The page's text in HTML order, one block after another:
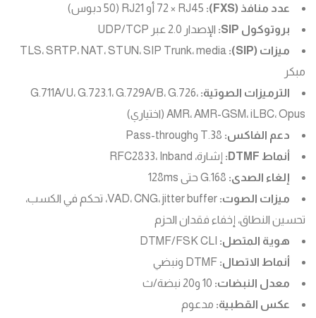
عدد منافذ (FXS):
بروتوكول SIP:
الإصدار 2.0 عبر UDP/TCP
ميزات (SIP):
TLS، SRTP، NAT، STUN، SIP Trunk، media
مبكر
الترميزات الصوتية: G.711A/U، G.723.1، G.729A/B، G.726،
AMR، AMR-GSM، iLBC، Opus (اختياري)
دعم الفاكس:
أنماط DTMF:
إشارة، RFC2833، Inband
إلغاء الصدى:
ميزات الصوت:
VAD، CNG، jitter buffer، تحكم في الكسب،
تحسين النطاق، إخفاء فقدان الحزم
هوية المتصل:
أنماط الاتصال:
معدل النبضات:
عكس القطبية: مدعوم